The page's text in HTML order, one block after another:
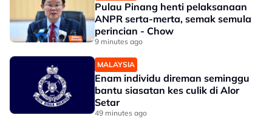
Pulau Pinang henti pelaksanaan
ANPR serta-merta, semak semula
perincian - Chow
9 minutes ago
MALAYSIA
Enam individu direman seminggu
bantu siasatan kes culik di Alor
Setar
49 minutes ago